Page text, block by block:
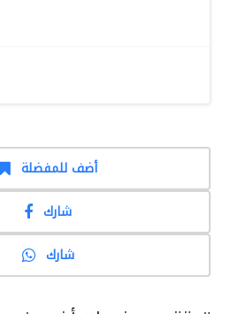
أضف للمفضلة
شارك
شارك